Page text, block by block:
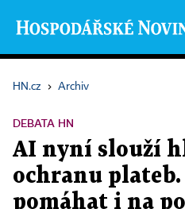
HN.cz › Archiv
DEBATA HN
AI nyní slouží
ochranu plateb.
pomáhat i na